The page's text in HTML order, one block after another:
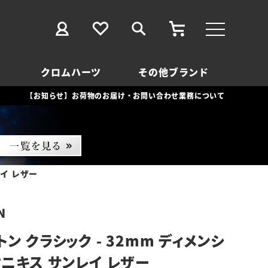
クロムハーツ その他ブランド
【お知らせ】お荷物のお届け・お問い合わせ業務について
レザー
ン クラシック - 32mm ディメンシ
キス サンレイ レザー